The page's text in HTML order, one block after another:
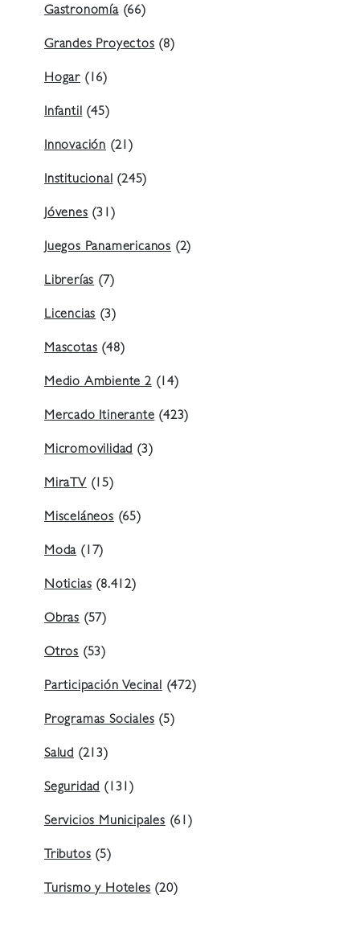
Gastronomía(66)
Grandes Proyectos (8)
Hogar (16)
Infantil (45)
Innovación (21)
Institucional (245)
Jóvenes (31)
Juegos Panamericanos (2)
Librerías (7)
Licencias (3)
Mascotas (48)
Medio Ambiente 2(14)
Mercado Itinerante (423)
Micromovilidad (3)
MiraTV (15)
Misceláneos (65)
Moda (17)
Noticias (8.412)
Obras (57)
Otros (53)
Participación Vecinal (472)
Programas Sociales (5)
Salud (213)
Seguridad (131)
Servicios Municipales (61)
Tributos (5)
Turismo y Hoteles (20)